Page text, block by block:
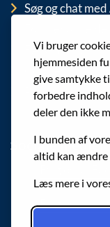
Vi bruger
hjemmesiden
give samtykke
forbedre
deler den ikke
I bunden af
altid kan ændre
Læs mere i
Søg og chat med
EAN-numre
Cookies
Privatlivspolitik
Sociale medier
Følg os på